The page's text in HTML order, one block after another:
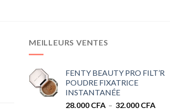
MEILLEURS VENTES
FENTY BEAUTY PRO FILT’R
POUDRE FIXATRICE
INSTANTANÉE
28.000 CFA – 32.000 CFAPlage